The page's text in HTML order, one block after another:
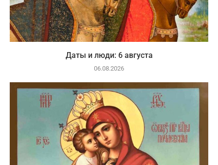
Даты и люди: 6 августа
06.08.2026